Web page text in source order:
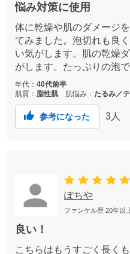
悩み対策に使用
体に乾燥や肌のダメージ
てみました。泡切れも良
い気がします。肌の乾燥
がします。たっぷりの泡
年代： 40代前半
肌質： 脂性肌 肌悩み： たるみ／
参考になった 3 人
ぽちや
ファンケル歴 20年以
良い！
こちらはもうすごく長く